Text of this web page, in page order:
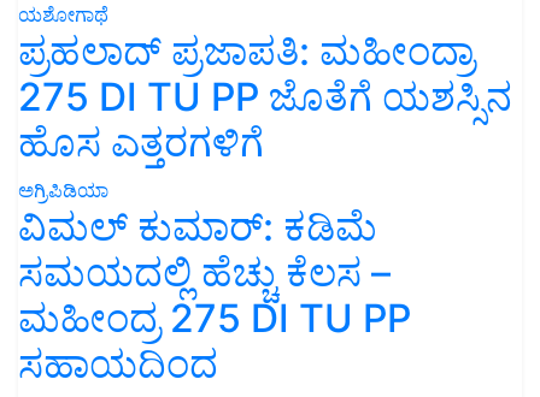
ಯಶೋಗಾಥೆ
ಪ್ರಹಲಾದ್ ಪ್ರಜಾಪತಿ: ಮಹೀಂದ್ರಾ
275 DI TU PP ಜೊತೆಗೆ ಯಶಸ್ಸಿನ
ಹೊಸ ಎತ್ತರಗಳಿಗೆ
ಅಗ್ರಿಪಿಡಿಯಾ
ವಿಮಲ್ ಕುಮಾರ್: ಕಡಿಮೆ
ಸಮಯದಲ್ಲಿ ಹೆಚ್ಚು ಕೆಲಸ –
ಮಹೀಂದ್ರ 275 DI TU PP
ಸಹಾಯದಿಂದ